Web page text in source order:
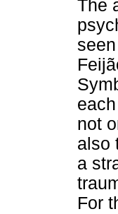
The
not
also
a
For